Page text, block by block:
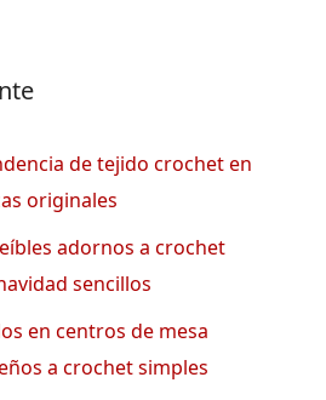
de tejido crochet en
originales
adornos a crochet
sencillos
en centros de mesa
a crochet simples